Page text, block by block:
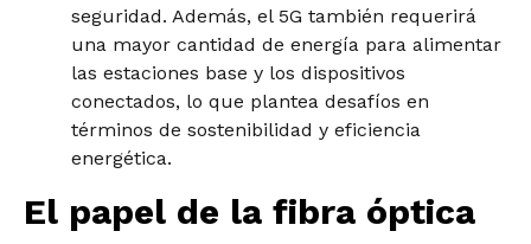
seguridad. Además, el 5G también requerirá
una mayor cantidad de energía para alimentar
las estaciones base y los dispositivos
conectados, lo que plantea desafíos en
términos de sostenibilidad y eficiencia
energética.
El papel de la fibra óptica